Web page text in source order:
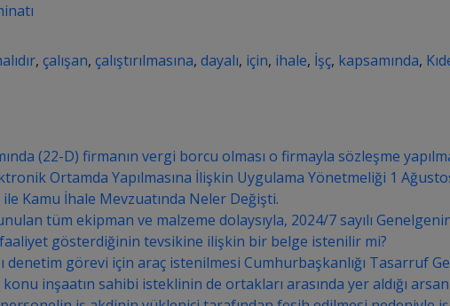
, çalışan, çalıştırılmasına, dayalı, için, ihale, İşç, kapsamında,
(22-D) firmanın vergi borcu olması o firmayla sözleşme
Ortamda Yapılmasına İlişkin Uygulama Yönetmeliği 1
Kamu İhale Mevzuatında Neler Değişti.
tüm ekipman ve malzeme dolaysıyla, 2024/7 sayılı
gösterdiğinin tevsikine ilişkin bir belge istenilir mi?
denetim görevi için araç istenilmesi Cumhurbaşkanlığı Tasarruf
inşaatın sahibi isteklinin de ortakları arasında yer aldığı